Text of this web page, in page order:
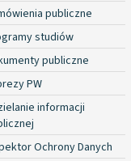
publiczne
studiów
publiczne
PW
informacji
Ochrony Danych